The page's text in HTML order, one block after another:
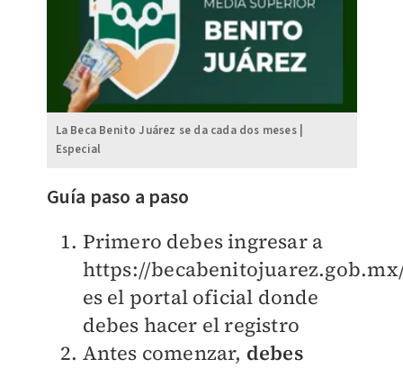
La Beca Benito Juárez se da cada dos meses |
Especial
Guía paso a paso
Primero debes ingresar a
https://becabenitojuarez.gob.mx
es el portal oficial donde
debes hacer el registro
Antes comenzar, debes